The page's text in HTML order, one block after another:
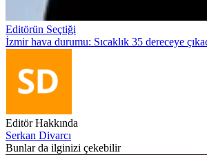
Editörün Seçtiği
İzmir hava durumu: Sıcaklık 35 dereceye
Editör Hakkında
Serkan Divarcı
Bunlar da ilginizi çekebilir